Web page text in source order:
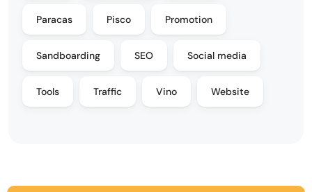
Paracas Pisco Promotion
Sandboarding SEO Social media
Tools Traffic Vino Website